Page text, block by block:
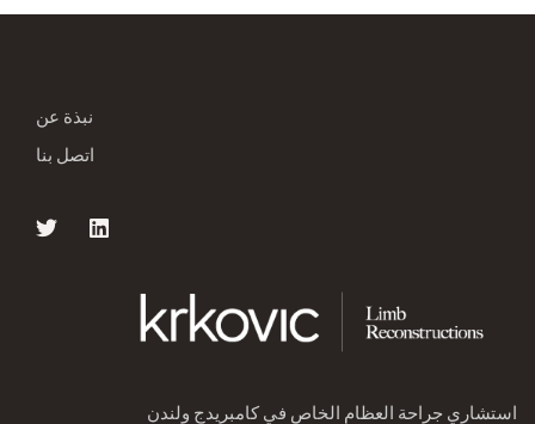
نبذة عن
اتصل بنا
استشاري جراحة العظام الخاص في كامبريدج ولندن